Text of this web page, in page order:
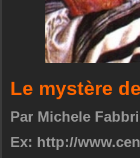
Le mystère
Par Michele Fabbri
Ex: http://